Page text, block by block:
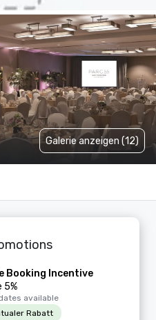
Galerie anzeigen (12)
Booking Incentive
5%
available
Rabatt